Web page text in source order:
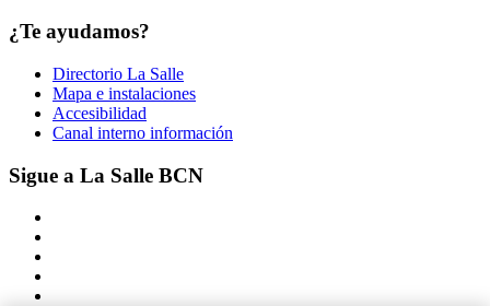
¿Te ayudamos?
Directorio La Salle
Mapa e instalaciones
Accesibilidad
Canal interno información
Sigue a La Salle BCN